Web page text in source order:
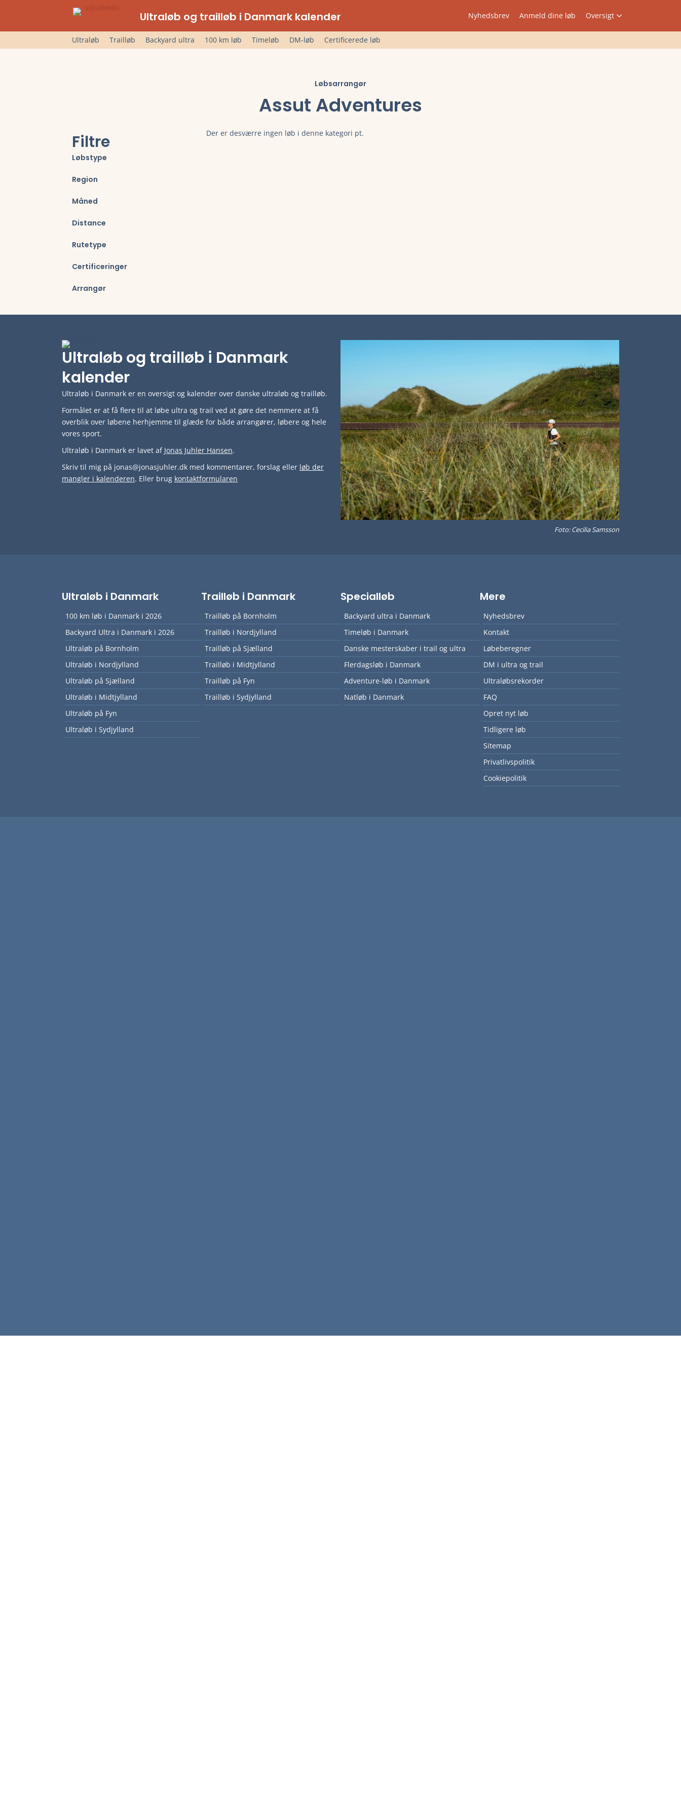
Ultraløb og trailløb i Danmark kalender Nyhedsbrev Anmeld dine løb Oversigt
Ultraløb Trailløb Backyard ultra 100 km løb Timeløb DM-løb Certificerede løb
Løbsarrangør
Assut Adventures
Filtre
Løbstype
Region
Måned
Distance
Rutetype
Certificeringer
Arrangør
Der er desværre ingen løb i denne kategori pt.
Ultraløb og trailløb i Danmark
kalender
Ultraløb i Danmark er en oversigt og kalender over danske ultraløb og trailløb.
Formålet er at få flere til at løbe ultra og trail ved at gøre det nemmere at få
overblik over løbene herhjemme til glæde for både arrangører, løbere og hele
vores sport.
Ultraløb i Danmark er lavet af Jonas Juhler Hansen.
Skriv til mig på jonas@jonasjuhler.dk med kommentarer, forslag eller løb der
mangler i kalenderen. Eller brug kontaktformularen
Foto: Cecilia Samsson
Ultraløb i Danmark
100 km løb i Danmark i 2026
Backyard Ultra i Danmark i 2026
Ultraløb på Bornholm
Ultraløb i Nordjylland
Ultraløb på Sjælland
Ultraløb i Midtjylland
Ultraløb på Fyn
Ultraløb i Sydjylland
Trailløb i Danmark
Trailløb på Bornholm
Trailløb i Nordjylland
Trailløb på Sjælland
Trailløb i Midtjylland
Trailløb på Fyn
Trailløb i Sydjylland
Specialløb
Backyard ultra i Danmark
Timeløb i Danmark
Danske mesterskaber i trail og ultra
Flerdagsløb i Danmark
Adventure-løb i Danmark
Natløb i Danmark
Mere
Nyhedsbrev
Kontakt
Løbeberegner
DM i ultra og trail
Ultraløbsrekorder
FAQ
Opret nyt løb
Tidligere løb
Sitemap
Privatlivspolitik
Cookiepolitik